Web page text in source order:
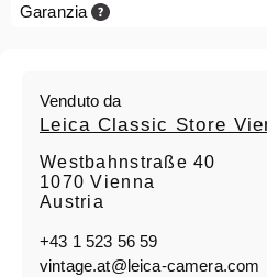
Garanzia
Venduto da
Leica Classic Store
Westbahnstraße 40
1070 Vienna
Austria
+43 1 523 56 59
vintage.at@leica-camera.com